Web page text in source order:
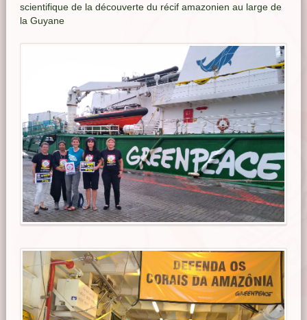
scientifique de la découverte du récif amazonien au large de
la Guyane